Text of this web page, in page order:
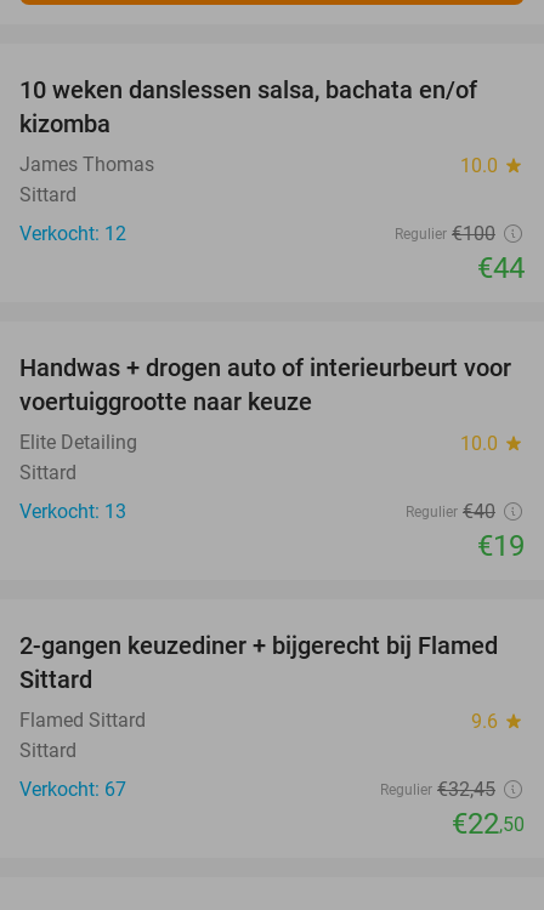
56%
10 weken danslessen salsa, bachata en/of
kizomba
James Thomas 10.0 star
Sittard
Verkocht: 12
Regulier €100
€44
53%
Handwas + drogen auto of interieurbeurt voor
voertuiggrootte naar keuze
Elite Detailing 10.0 star
Sittard
Verkocht: 13
Regulier €40
€19
31%
2-gangen keuzediner + bijgerecht bij Flamed
Sittard
Flamed Sittard 9.6 star
Sittard
Verkocht: 67
Regulier €32,45
€22,50